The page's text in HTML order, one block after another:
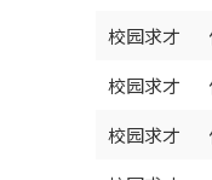
校园求才
校园求才
校园求才